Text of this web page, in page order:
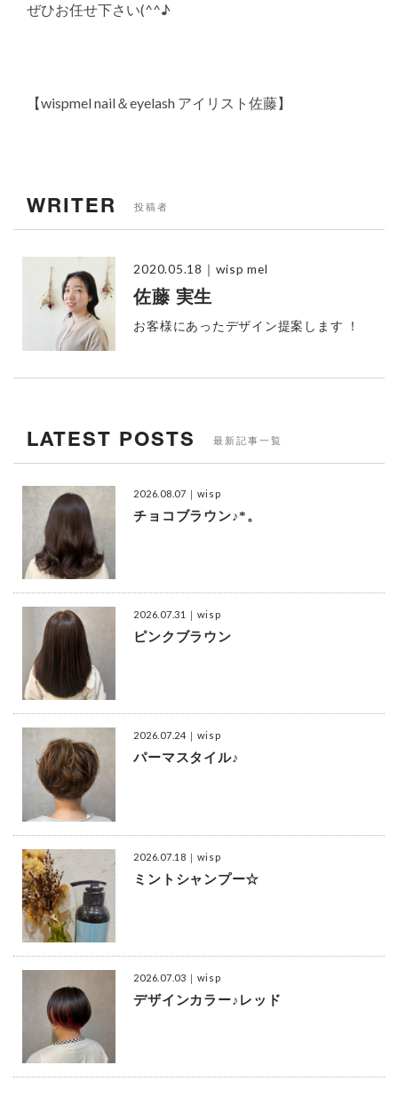
ぜひお任せ下さい(^^♪
【wispmel nail＆eyelash アイリスト佐藤】
WRITER 投稿者
2020.05.18 ｜wisp mel
佐藤 実生
お客様にあったデザイン提案します ！
LATEST POSTS 最新記事一覧
2026.08.07 ｜wisp
チョコブラウン♪*。
2026.07.31 ｜wisp
ピンクブラウン
2026.07.24 ｜wisp
パーマスタイル♪
2026.07.18 ｜wisp
ミントシャンプー☆
2026.07.03 ｜wisp
デザインカラー♪レッド